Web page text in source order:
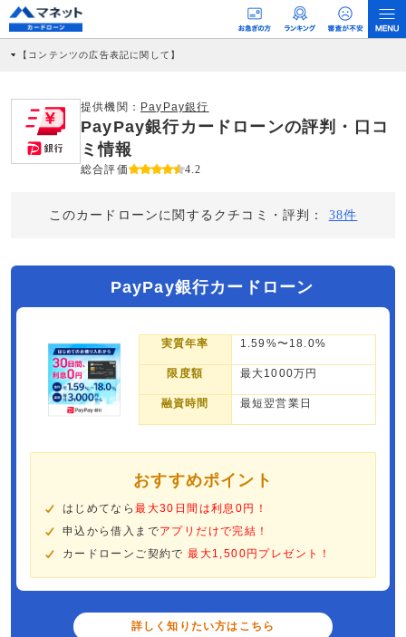
【コンテンツの広告表記に関して】
社に対して企業から紹介報酬が支払われるという収益モデルです。 ただし、特定の
商品を根拠なくPRするものではなく、当編集部の調査／ユーザーへの口コミ収集な
どに基づき、公平性を担保した情報提供を行っています。
>提携企業一覧
提供機関： PayPay銀行
PayPay銀行カードローンの評判・口コ
ミ情報
総合評価 4.2
このカードローンに関するクチコミ・評判： 38件
PayPay銀行カードローン
実質年率 1.59%〜18.0%
限度額 最大1000万円
融資時間 最短翌営業日
おすすめポイント
はじめてなら最大30日間は利息0円！
申込から借入までアプリだけで完結！
カードローンご契約で最大1,500円プレゼント！
詳しく知りたい方はこちら